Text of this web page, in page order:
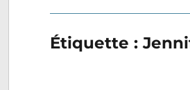
Étiquette :